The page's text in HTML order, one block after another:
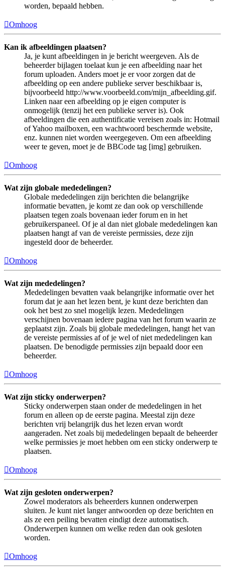
worden, bepaald hebben.
Omhoog
Kan ik afbeeldingen plaatsen?
Ja, je kunt afbeeldingen in je bericht weergeven. Als de
beheerder bijlagen toelaat kun je een afbeelding naar het
forum uploaden. Anders moet je er voor zorgen dat de
afbeelding op een andere publieke server beschikbaar is,
bijvoorbeeld http://www.voorbeeld.com/mijn_afbeelding.gif.
Linken naar een afbeelding op je eigen computer is
onmogelijk (tenzij het een publieke server is). Ook
afbeeldingen die een authentificatie vereisen zoals in: Hotmail
of Yahoo mailboxen, een wachtwoord beschermde website,
enz. kunnen niet worden weergegeven. Om een afbeelding
weer te geven, moet je de BBCode tag [img] gebruiken.
Omhoog
Wat zijn globale mededelingen?
Globale mededelingen zijn berichten die belangrijke
informatie bevatten, je komt ze dan ook op verschillende
plaatsen tegen zoals bovenaan ieder forum en in het
gebruikerspaneel. Of je al dan niet globale mededelingen kan
plaatsen hangt af van de vereiste permissies, deze zijn
ingesteld door de beheerder.
Omhoog
Wat zijn mededelingen?
Mededelingen bevatten vaak belangrijke informatie over het
forum dat je aan het lezen bent, je kunt deze berichten dan
ook het best zo snel mogelijk lezen. Mededelingen
verschijnen bovenaan iedere pagina van het forum waarin ze
geplaatst zijn. Zoals bij globale mededelingen, hangt het van
de vereiste permissies af of je wel of niet mededelingen kan
plaatsen. De benodigde permissies zijn bepaald door een
beheerder.
Omhoog
Wat zijn sticky onderwerpen?
Sticky onderwerpen staan onder de mededelingen in het
forum en alleen op de eerste pagina. Meestal zijn deze
berichten vrij belangrijk dus het lezen ervan wordt
aangeraden. Net zoals bij mededelingen bepaalt de beheerder
welke permissies je moet hebben om een sticky onderwerp te
plaatsen.
Omhoog
Wat zijn gesloten onderwerpen?
Zowel moderators als beheerders kunnen onderwerpen
sluiten. Je kunt niet langer antwoorden op deze berichten en
als ze een peiling bevatten eindigt deze automatisch.
Onderwerpen kunnen om welke reden dan ook gesloten
worden.
Omhoog